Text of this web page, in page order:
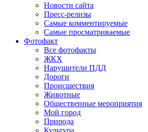
Новости сайта
Пресс-релизы
Самые комментируемые
Самые просматриваемые
Фотофакт
Все фотофакты
ЖКХ
Нарушители ПДД
Дороги
Происшествия
Животные
Общественные мероприятия
Мой город
Природа
Культура